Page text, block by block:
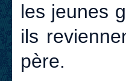
les jeunes
ils
père.